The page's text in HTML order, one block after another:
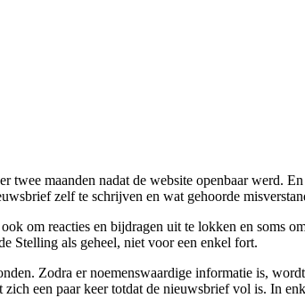
twee maanden nadat de website openbaar werd.
zelf te schrijven en wat gehoorde
om reacties en bijdragen uit te lokken en soms
Stelling als geheel, niet voor een enkel fort.
Zodra er noemenswaardige informatie is,
een paar keer totdat de nieuwsbrief vol is. In